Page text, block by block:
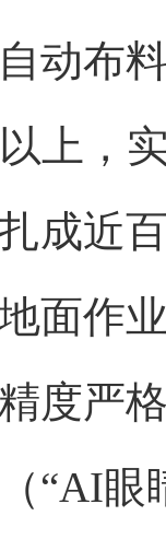
动布
上，
成近
面作
严格
“AI眼